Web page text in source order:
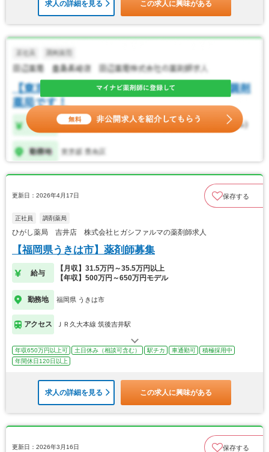
求人の詳細を見る この求人に興味がある
更新日：2026年4月17日 保存する
正社員 調剤薬局
ひがし薬局 吉井店 株式会社ヒガシファルマの薬剤師求人
【福岡県うきは市】薬剤師募集
給与
【月収】31.5万円～35.5万円以上
【年収】500万円～650万円モデル
勤務地 福岡県 うきは市
アクセス ＪＲ久大本線 筑後吉井駅
年収650万円以上可 土日休み（相談可含む） 駅チカ 車通勤可
積極採用中
年間休日120日以上
求人の詳細を見る この求人に興味がある
更新日：2026年3月16日 保存する